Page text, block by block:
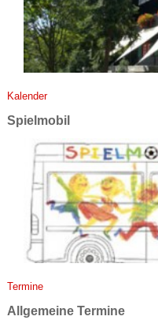
Ka­len­der
Spiel­mo­bil
Ter­mi­ne
All­ge­mei­ne Ter­mi­ne